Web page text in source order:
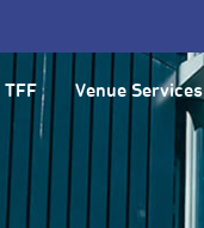
TFF Venue Services